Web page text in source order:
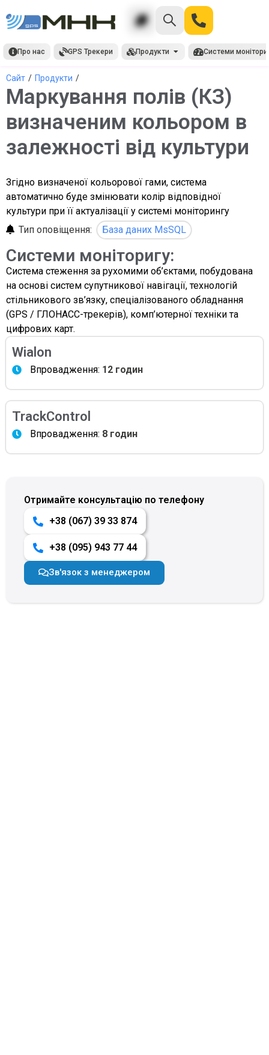
Про нас GPS Трекери Продукти Системи
Сайт / Продукти /
Маркування полів (КЗ)
визначеним кольором в
залежності від культури
Згідно визначеної кольорової гами, система
автоматично буде змінювати колір відповідної
культури при її актуалізації у системі моніторингу
Тип оповіщення:
База даних MsSQL
Системи моніторигу:
Система стеження за рухомими об’єктами, побудована
на основі систем супутникової навігації, технологій
стільникового зв’язку, спеціалізованого обладнання
(GPS / ГЛОНАСС-трекерів), комп’ютерної техніки та
цифрових карт.
Wialon
Впровадження: 12 годин
TrackControl
Впровадження: 8 годин
Отримайте консультацію по телефону
+38 (067) 39 33 874
+38 (095) 943 77 44
Зв'язок з менеджером